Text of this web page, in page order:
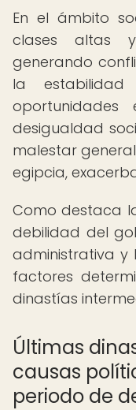
En el ámbito
clases altas
generando
la
desigualdad
malestar
egipcia,
Como destaca
debilidad del
administrativa y
factores
dinastías
Últimas
causas
periodo de